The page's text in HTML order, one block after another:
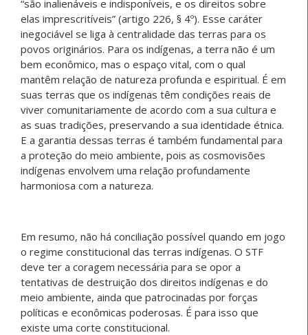
“são inalienáveis e indisponíveis, e os direitos sobre
elas imprescritíveis” (artigo 226, § 4º). Esse caráter
inegociável se liga à centralidade das terras para os
povos originários. Para os indígenas, a terra não é um
bem econômico, mas o espaço vital, com o qual
mantêm relação de natureza profunda e espiritual. É em
suas terras que os indígenas têm condições reais de
viver comunitariamente de acordo com a sua cultura e
as suas tradições, preservando a sua identidade étnica.
E a garantia dessas terras é também fundamental para
a proteção do meio ambiente, pois as cosmovisões
indígenas envolvem uma relação profundamente
harmoniosa com a natureza.
Em resumo, não há conciliação possível quando em jogo
o regime constitucional das terras indígenas. O STF
deve ter a coragem necessária para se opor a
tentativas de destruição dos direitos indígenas e do
meio ambiente, ainda que patrocinadas por forças
políticas e econômicas poderosas. É para isso que
existe uma corte constitucional.